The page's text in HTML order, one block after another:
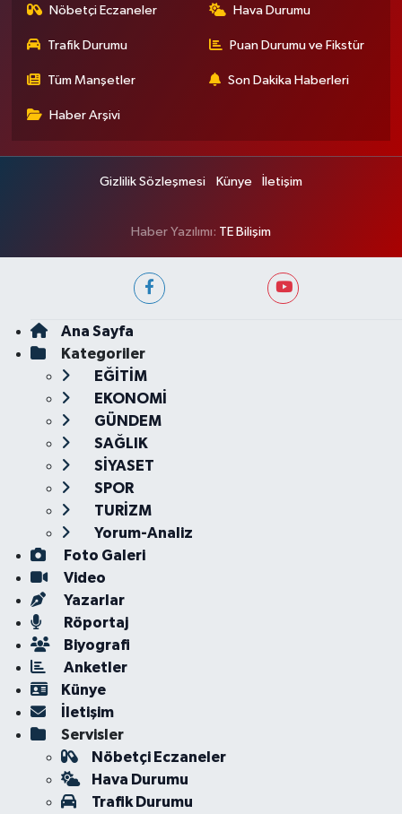
Nöbetçi Eczaneler Hava Durumu
Trafik Durumu Puan Durumu ve Fikstür
Tüm Manşetler Son Dakika Haberleri
Haber Arşivi
Gizlilik Sözleşmesi Künye İletişim
Haber Yazılımı: TE Bilişim
Ana Sayfa
Kategoriler
EĞİTİM
EKONOMİ
GÜNDEM
SAĞLIK
SİYASET
SPOR
TURİZM
Yorum-Analiz
Foto Galeri
Video
Yazarlar
Röportaj
Biyografi
Anketler
Künye
İletişim
Servisler
Nöbetçi Eczaneler
Hava Durumu
Trafik Durumu